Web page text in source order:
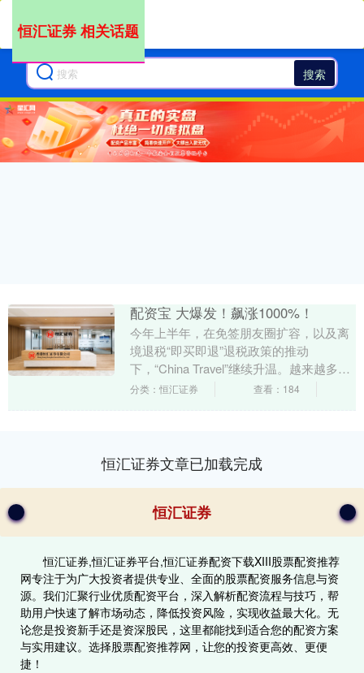
搜索
恒汇证券 相关话题
配资宝 大爆发！飙涨1000%！
今年上半年，在免签朋友圈扩容，以及离
境退税“即买即退”退税政策的推动
下，“China Travel”继续升温。越来越多的
外国游客由常规的打卡式观光向解锁多样
分类：恒汇证券 查看：184
恒汇证券文章已加载完成
恒汇证券
恒汇证券,恒汇证券平台,恒汇证券配资下载XIII‌股票配资推荐
网专注于为广大投资者提供专业、全面的股票配资服务信息与资
源。我们汇聚行业优质配资平台，深入解析配资流程与技巧，帮
助用户快速了解市场动态，降低投资风险，实现收益最大化。无
论您是投资新手还是资深股民，这里都能找到适合您的配资方案
与实用建议。选择股票配资推荐网，让您的投资更高效、更便
捷！